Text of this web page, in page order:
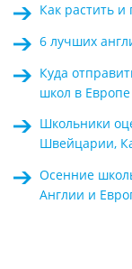
Как растить и
6 лучших
Куда
школ в Европе
Школьники
Швейцарии,
Осенние
Англии и